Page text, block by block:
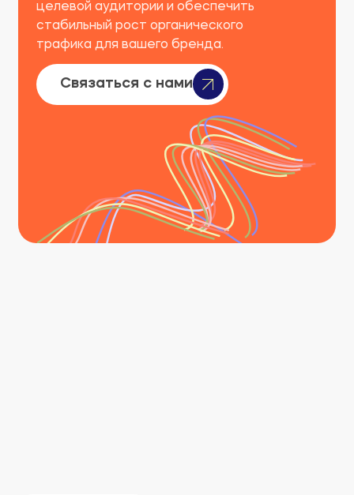
целевой аудитории и обеспечить
стабильный рост органического
трафика для вашего бренда.
Связаться с нами